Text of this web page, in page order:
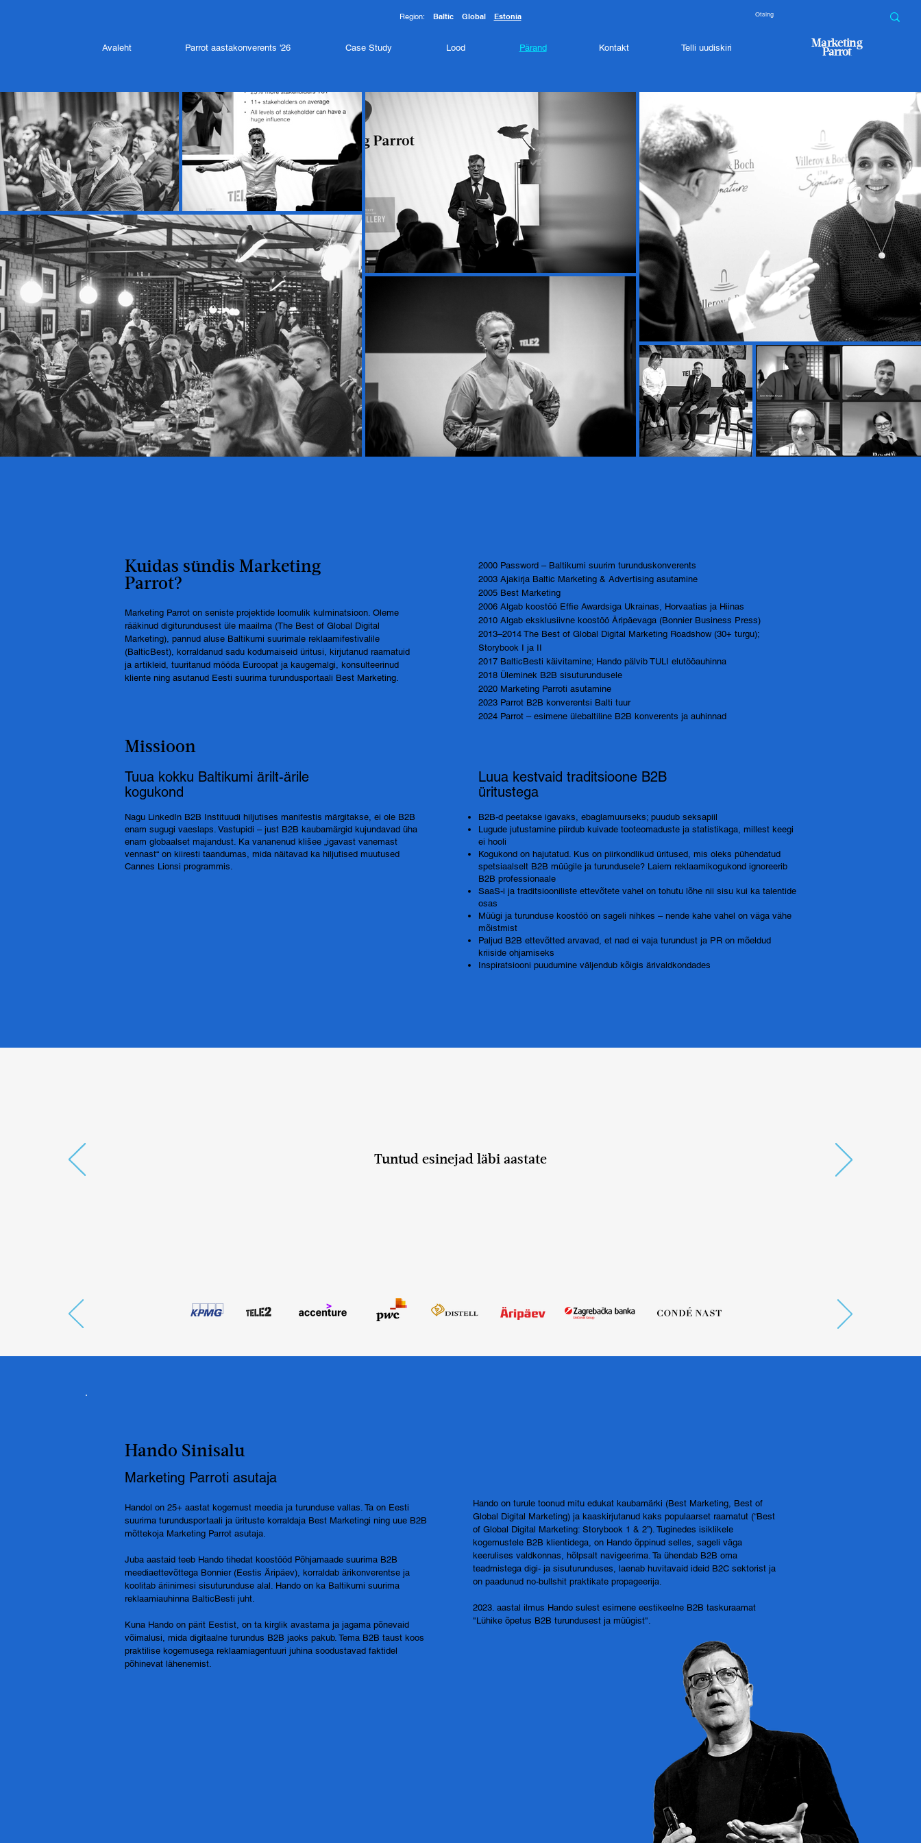
Avaleht Parrot aastakonverents '26
Region: Baltic Global Estonia
Case Study Lood Pärand Kontakt Telli uudiskiri Marketing
Parrot
Kuidas sündis Marketing
Parrot?
Marketing Parrot on seniste projektide loomulik kulminatsioon. Oleme
rääkinud digiturundusest üle maailma (The Best of Global Digital
Marketing), pannud aluse Baltikumi suurimale reklaamifestivalile
(BalticBest), korraldanud sadu kodumaiseid üritusi, kirjutanud raamatuid
ja artikleid, tuuritanud mööda Euroopat ja kaugemalgi, konsulteerinud
kliente ning asutanud Eesti suurima turundusportaali Best Marketing.
2000 Password – Baltikumi suurim turunduskonverents
2003 Ajakirja Baltic Marketing & Advertising asutamine
2005 Best Marketing
2006 Algab koostöö Effie Awardsiga Ukrainas, Horvaatias ja Hiinas
2010 Algab eksklusiivne koostöö Äripäevaga (Bonnier Business Press)
2013–2014 The Best of Global Digital Marketing Roadshow (30+ turgu);
Storybook I ja II
2017 BalticBesti käivitamine; Hando pälvib TULI elutööauhinna
2018 Üleminek B2B sisuturundusele
2020 Marketing Parroti asutamine
2023 Parrot B2B konverentsi Balti tuur
2024 Parrot – esimene ülebaltiline B2B konverents ja auhinnad
Missioon
Tuua kokku Baltikumi ärilt-ärile
kogukond
Nagu LinkedIn B2B Instituudi hiljutises manifestis märgitakse, ei ole B2B
enam sugugi vaeslaps. Vastupidi – just B2B kaubamärgid kujundavad üha
enam globaalset majandust. Ka vananenud klišee „igavast vanemast
vennast“ on kiiresti taandumas, mida näitavad ka hiljutised muutused
Cannes Lionsi programmis.
Luua kestvaid traditsioone B2B
üritustega
B2B-d peetakse igavaks, ebaglamuurseks; puudub seksapiil
Lugude jutustamine piirdub kuivade tooteomaduste ja statistikaga, millest keegi
ei hooli
Kogukond on hajutatud. Kus on piirkondlikud üritused, mis oleks pühendatud
spetsiaalselt B2B müügile ja turundusele? Laiem reklaamikogukond ignoreerib
B2B professionaale
SaaS-i ja traditsiooniliste ettevõtete vahel on tohutu lõhe nii sisu kui ka talentide
osas
Müügi ja turunduse koostöö on sageli nihkes –nende kahe vahel on väga vähe
mõistmist
Paljud B2B ettevõtted arvavad, et nad ei vaja turundust ja PR on mõeldud
kriiside ohjamiseks
Inspiratsiooni puudumine väljendub kõigis ärivaldkondades
Tuntud esinejad läbi aastate
Hando Sinisalu
Marketing Parroti asutaja
Handol on 25+ aastat kogemust meedia ja turunduse vallas. Ta on Eesti
suurima turundusportaali ja ürituste korraldaja Best Marketingi ning uue B2B
mõttekoja Marketing Parrot asutaja.
Juba aastaid teeb Hando tihedat koostööd Põhjamaade suurima B2B
meediaettevõttega Bonnier (Eestis Äripäev), korraldab ärikonverentse ja
koolitab äriinimesi sisuturunduse alal. Hando on ka Baltikumi suurima
reklaamiauhinna BalticBesti juht.
Kuna Hando on pärit Eestist, on ta kirglik avastama ja jagama põnevaid
võimalusi, mida digitaalne turundus B2B jaoks pakub. Tema B2B taust koos
praktilise kogemusega reklaamiagentuuri juhina soodustavad faktidel
põhinevat lähenemist.
Hando on turule toonud mitu edukat kaubamärki (Best Marketing, Best of
Global Digital Marketing) ja kaaskirjutanud kaks populaarset raamatut (“Best
of Global Digital Marketing: Storybook 1 & 2”). Tuginedes isiklikele
kogemustele B2B klientidega, on Hando õppinud selles, sageli väga
keerulises valdkonnas, hõlpsalt navigeerima. Ta ühendab B2B oma
teadmistega digi- ja sisuturunduses, laenab huvitavaid ideid B2C sektorist ja
on paadunud no-bullshit praktikate propageerija.
2023. aastal ilmus Hando sulest esimene eestikeelne B2B taskuraamat
"Lühike õpetus B2B turundusest ja müügist".